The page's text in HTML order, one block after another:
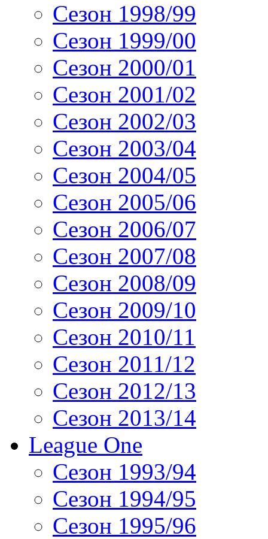
Сезон 1998/99
Сезон 1999/00
Сезон 2000/01
Сезон 2001/02
Сезон 2002/03
Сезон 2003/04
Сезон 2004/05
Сезон 2005/06
Сезон 2006/07
Сезон 2007/08
Сезон 2008/09
Сезон 2009/10
Сезон 2010/11
Сезон 2011/12
Сезон 2012/13
Сезон 2013/14
League One
Сезон 1993/94
Сезон 1994/95
Сезон 1995/96